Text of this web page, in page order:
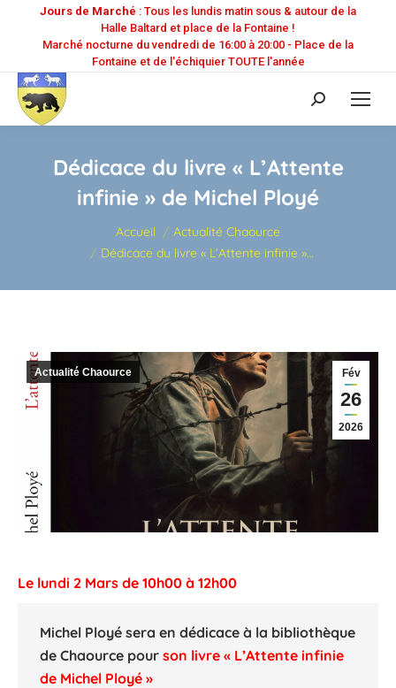
Jours de Marché : Tous les lundis matin sous & autour de la
Halle Baltard et place de la Fontaine !
Marché nocturne du vendredi de 16:00 à 20:00 - Place de la
Fontaine et de l'échiquier TOUTE l'année
Recherche
:
Dédicace du livre « L’Attente
infinie » de Michel Ployé
Accueil
Actualité Chaource
Dédicace du livre « L’Attente infinie »…
Fév
26
2026
Actualité Chaource
Le lundi 2 Mars de 10h00 à 12h00
Michel Ployé sera en dédicace à la bibliothèque
de Chaource pour son livre « L’Attente infinie
de Michel Ployé »